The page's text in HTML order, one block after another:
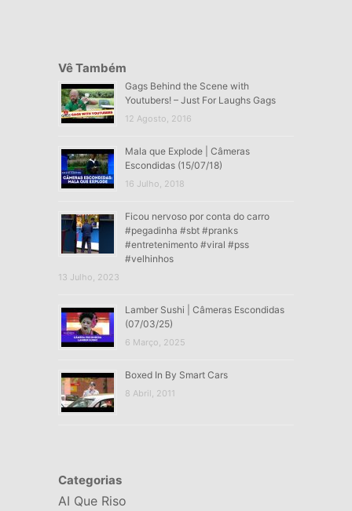
Vê Também
Gags Behind the Scene with
Youtubers! – Just For Laughs Gags
12 Agosto, 2016
Mala que Explode | Câmeras
Escondidas (15/07/18)
16 Julho, 2018
Ficou nervoso por conta do carro
#pegadinha #sbt #pranks
#entretenimento #viral #pss
#velhinhos
13 Julho, 2023
Lamber Sushi | Câmeras Escondidas
(07/03/25)
6 Março, 2025
Boxed In By Smart Cars
8 Abril, 2011
Categorias
AI Que Riso